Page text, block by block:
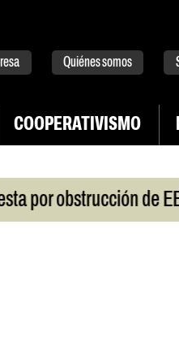
Quiénes somos
COOPERATIVISMO
de EE.UU